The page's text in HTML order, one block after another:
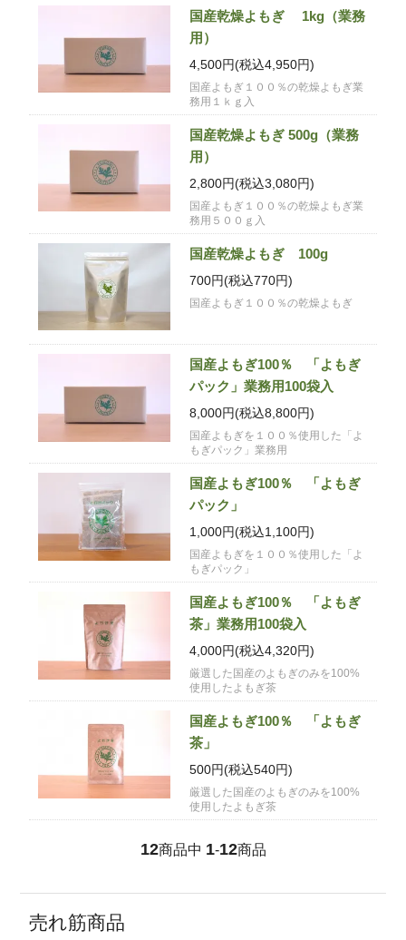
国産乾燥よもぎ 1kg（業務
用）
4,500円(税込4,950円)
国産よもぎ１００％の乾燥よもぎ業
務用１ｋｇ入
国産乾燥よもぎ 500g（業務
用）
2,800円(税込3,080円)
国産よもぎ１００％の乾燥よもぎ業
務用５００ｇ入
国産乾燥よもぎ 100g
700円(税込770円)
国産よもぎ１００％の乾燥よもぎ
国産よもぎ100％ 「よもぎ
パック」業務用100袋入
8,000円(税込8,800円)
国産よもぎを１００％使用した「よ
もぎパック」業務用
国産よもぎ100％ 「よもぎ
パック」
1,000円(税込1,100円)
国産よもぎを１００％使用した「よ
もぎパック」
国産よもぎ100％ 「よもぎ
茶」業務用100袋入
4,000円(税込4,320円)
厳選した国産のよもぎのみを100%
使用したよもぎ茶
国産よもぎ100％ 「よもぎ
茶」
500円(税込540円)
厳選した国産のよもぎのみを100%
使用したよもぎ茶
12商品中 1-12商品
売れ筋商品